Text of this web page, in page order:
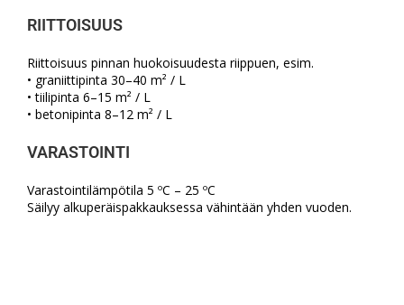
RIITTOISUUS
Riittoisuus pinnan huokoisuudesta riippuen, esim.
• graniittipinta 30–40 m² / L
• tiilipinta 6–15 m² / L
• betonipinta 8–12 m² / L
VARASTOINTI
Varastointilämpötila 5 ºC – 25 ºC
Säilyy alkuperäispakkauksessa vähintään yhden vuoden.